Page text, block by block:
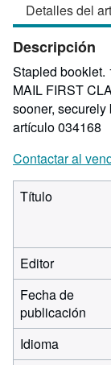
Detalles del
Descripción
Stapled booklet.
MAIL FIRST
sooner, securely
artículo 034168
Contactar al
Título
Editor
Fecha de
publicación
Idioma